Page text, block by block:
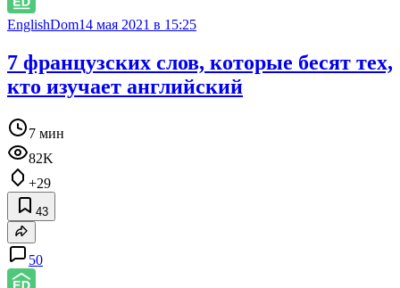
EnglishDom14 мая 2021 в 15:25
7 французских слов, которые бесят тех,
кто изучает английский
7 мин
82K
+29
43
50